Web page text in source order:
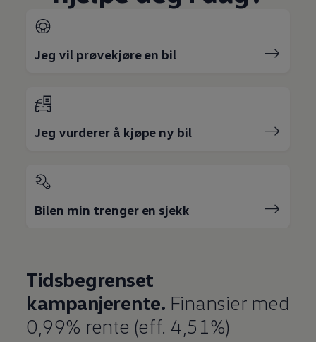
Jeg vil prøvekjøre en bil
Jeg vurderer å kjøpe ny bil
Bilen min trenger en sjekk
Tidsbegrenset
kampanjerente. Finansier med
0,99% rente (eff. 4,51%)